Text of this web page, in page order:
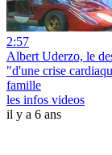
2:57
Albert Uderzo, le
"d'une crise
famille
les infos videos
il y a 6 ans